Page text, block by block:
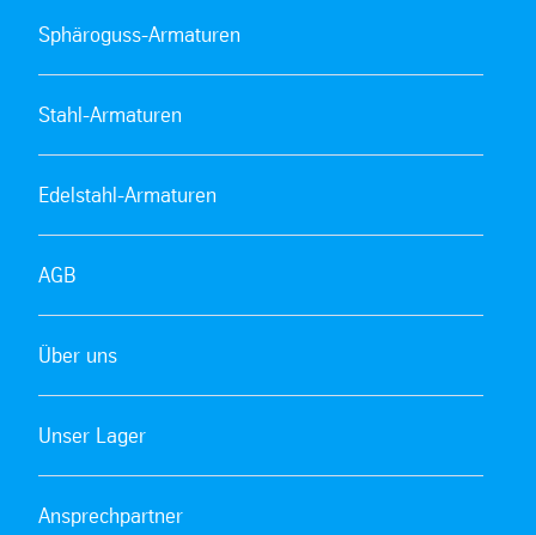
Sphäroguss-Armaturen
Stahl-Armaturen
Edelstahl-Armaturen
AGB
Über uns
Unser Lager
Ansprechpartner